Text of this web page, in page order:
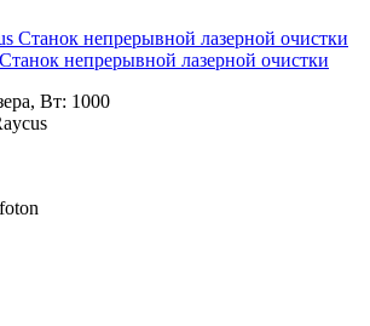
непрерывной лазерной очистки
Вт: 1000